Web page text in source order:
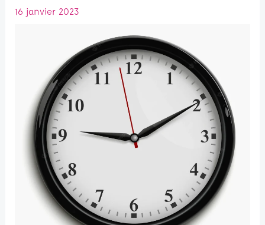
16 janvier 2023